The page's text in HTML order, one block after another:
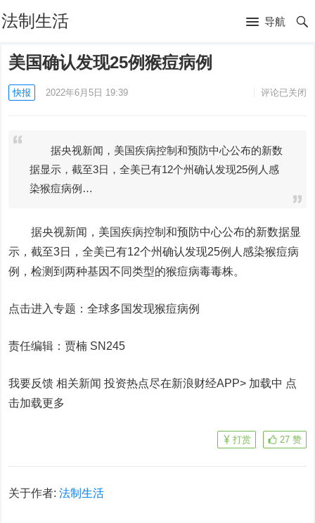
法制生活 导航
美国确认发现25例猴痘病例
快报 2022年6月5日 19:39 评论已关闭
据央视新闻，美国疾病控制和预防中心公布的新数
据显示，截至3日，全美已有12个州确认发现25例人感
染猴痘病例…
据央视新闻，美国疾病控制和预防中心公布的新数据显
示，截至3日，全美已有12个州确认发现25例人感染猴痘病
例，检测到两种基因不同类型的猴痘病毒毒株。
点击进入专题：全球多国发现猴痘病例
责任编辑：贾楠 SN245
我要反馈 相关新闻投资热点尽在新浪财经APP> 加载中 点
击加载更多
27 赞
打赏
关于作者:法制生活